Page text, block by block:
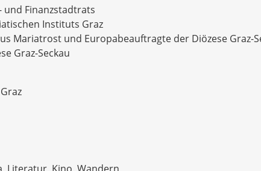
und Finanzstadtrats
Instituts Graz
Mariatrost und Europabeauftragte der Diözese Graz-
Graz-Seckau
Literatur, Kino, Wandern